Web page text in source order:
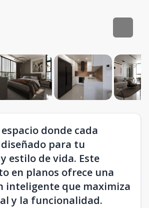
donde cada
para tu
estilo de vida. Este
en planos ofrece una
inteligente que maximiza
y la funcionalidad.